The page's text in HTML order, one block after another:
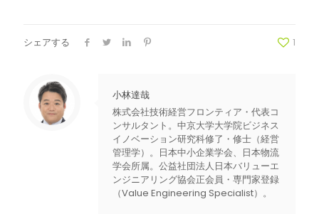
シェアする 1
小林達哉
株式会社技術経営フロンティア・代表コ
ンサルタント。中京大学大学院ビジネス
イノベーション研究科修了・修士（経営
管理学）。日本中小企業学会、日本物流
学会所属。公益社団法人日本バリューエ
ンジニアリング協会正会員・専門家登録
（Value Engineering Specialist）。